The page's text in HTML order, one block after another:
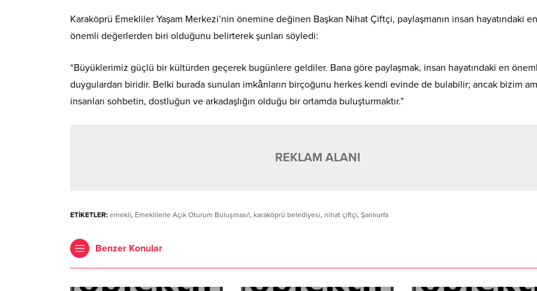
Karaköprü Emekliler Yaşam Merkezi’nin önemine değinen Başkan Nihat Çiftçi, paylaşmanın insan hayatındaki en
önemli değerlerden biri olduğunu belirterek şunları söyledi:
“Büyüklerimiz güçlü bir kültürden geçerek bugünlere geldiler. Bana göre paylaşmak, insan hayatındaki en
duygulardan biridir. Belki burada sunulan imkânların birçoğunu herkes kendi evinde de bulabilir; ancak bizim
insanları sohbetin, dostluğun ve arkadaşlığın olduğu bir ortamda buluşturmaktır.”
REKLAM ALANI
ETİKETLER: emekli, Emeklilerle Açık Oturum Buluşması!, karaköprü belediyesi, nihat çiftçi, Şanlıurfa
Benzer Konular